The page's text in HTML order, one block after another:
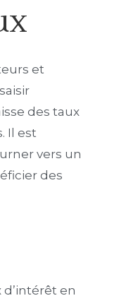
et
des taux
Il est
vers un
des
d’intérêt en